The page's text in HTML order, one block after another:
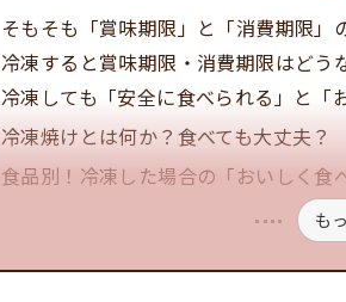
そもそも「賞味期限」と「消費期限」
冷凍すると賞味期限・消費期限はどう
冷凍しても「安全に食べられる」と「
冷凍焼けとは何か？食べても大丈夫？
食品別！冷凍した場合の「おいしく食
も